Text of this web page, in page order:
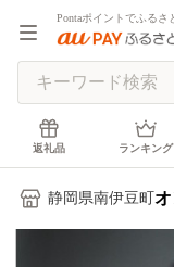
Pontaポイントでふるさ
返礼品 ランキング
静岡県南伊豆町